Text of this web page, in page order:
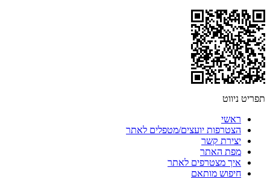
תפריט ניווט
ראשי
הצטרפות יועצים/מטפלים לאתר
יצירת קשר
מפת האתר
איך מצטרפים לאתר
חיפוש מותאם